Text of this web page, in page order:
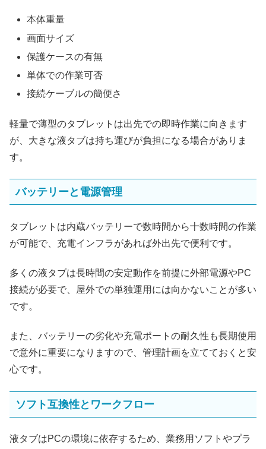
本体重量
画面サイズ
保護ケースの有無
単体での作業可否
接続ケーブルの簡便さ
軽量で薄型のタブレットは出先での即時作業に向きます
が、大きな液タブは持ち運びが負担になる場合がありま
す。
バッテリーと電源管理
タブレットは内蔵バッテリーで数時間から十数時間の作業
が可能で、充電インフラがあれば外出先で便利です。
多くの液タブは長時間の安定動作を前提に外部電源やPC
接続が必要で、屋外での単独運用には向かないことが多い
です。
また、バッテリーの劣化や充電ポートの耐久性も長期使用
で意外に重要になりますので、管理計画を立てておくと安
心です。
ソフト互換性とワークフロー
液タブはPCの環境に依存するため、業務用ソフトやプラ